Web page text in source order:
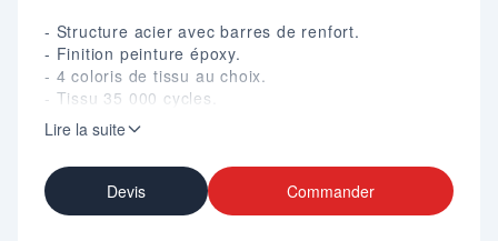
- Structure acier avec barres de renfort.
- Finition peinture époxy.
- 4 coloris de tissu au choix.
- Tissu 35 000 cycles.
- Assise et dossier rembourrés.
- Dossier avec poignée de préhension.
- Empilable max 17 pièces.
- Hauteur totale : 925 mm.
- Hauteur d'assise : 470 mm.
Lire la suite
Devis Commander